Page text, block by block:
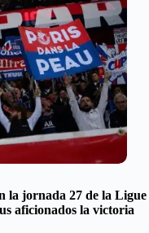
la jornada 27 de la Ligue
aficionados la victoria